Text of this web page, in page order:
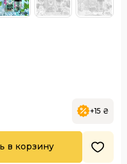
+15 ₴
в корзину